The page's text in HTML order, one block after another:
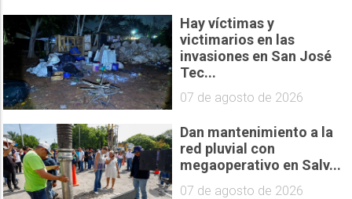
Hay víctimas y
victimarios en las
invasiones en San José
Tec...
07 de agosto de 2026
Dan mantenimiento a la
red pluvial con
megaoperativo en Salv...
07 de agosto de 2026